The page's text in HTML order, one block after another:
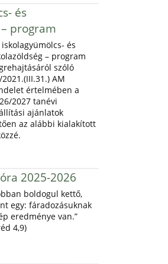
és
program
iskolagyümölcs- és
– program
szóló
2021.(III.31.) AM
értelmében a
2027 tanévi
ajánlatok
az alábbi kialakított
2025-2026
boldogul kettő,
egy: fáradozásuknak
eredménye van.”
4,9)